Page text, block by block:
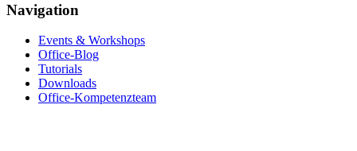
Navigation
Events & Workshops
Office-Blog
Tutorials
Downloads
Office-Kompetenzteam